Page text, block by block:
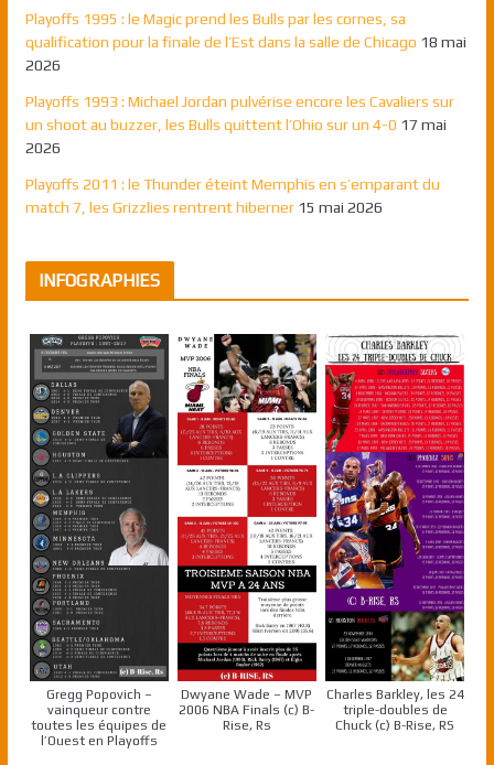
Playoffs 1995 : le Magic prend les Bulls par les cornes, sa
qualification pour la finale de l’Est dans la salle de Chicago 18 mai
2026
Playoffs 1993 : Michael Jordan pulvérise encore les Cavaliers sur
un shoot au buzzer, les Bulls quittent l’Ohio sur un 4-0 17 mai
2026
Playoffs 2011 : le Thunder éteint Memphis en s’emparant du
match 7, les Grizzlies rentrent hiberner 15 mai 2026
INFOGRAPHIES
Gregg Popovich –
vainqueur contre
toutes les équipes de
l’Ouest en Playoffs
Dwyane Wade – MVP
2006 NBA Finals (c) B-
Rise, Rs
Charles Barkley, les 24
triple-doubles de
Chuck (c) B-Rise, RS